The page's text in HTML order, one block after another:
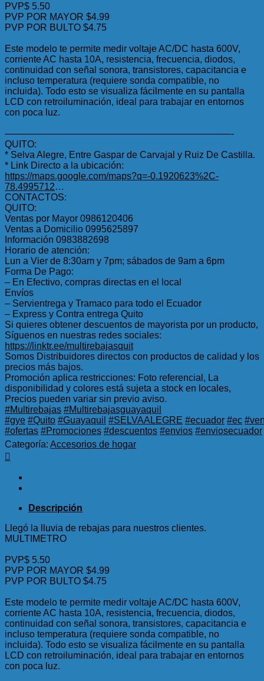
PVP$ 5.50
PVP POR MAYOR $4.99
PVP POR BULTO $4.75
Este modelo te permite medir voltaje AC/DC hasta 600V,
corriente AC hasta 10A, resistencia, frecuencia, diodos,
continuidad con señal sonora, transistores, capacitancia e
incluso temperatura (requiere sonda compatible, no
incluida). Todo esto se visualiza fácilmente en su pantalla
LCD con retroiluminación, ideal para trabajar en entornos
con poca luz.
————————————————————————-
QUITO:
* Selva Alegre, Entre Gaspar de Carvajal y Ruiz De Castilla.
* Link Directo a la ubicación:
https://maps.google.com/maps?q=-0.1920623%2C-
78.4995712…
CONTACTOS:
QUITO:
Ventas por Mayor 0986120406
Ventas a Domicilio 0995625897
Información 0983882698
Horario de atención:
Lun a Vier de 8:30am y 7pm; sábados de 9am a 6pm
Forma De Pago:
– En Efectivo, compras directas en el local
Envíos
– Servientrega y Tramaco para todo el Ecuador
– Express y Contra entrega Quito
Si quieres obtener descuentos de mayorista por un producto,
Síguenos en nuestras redes sociales:
https://linktr.ee/multirebajasquit
Somos Distribuidores directos con productos de calidad y los
precios más bajos.
Promoción aplica restricciones: Foto referencial, La
disponibilidad y colores está sujeta a stock en locales,
Precios pueden variar sin previo aviso.
#Multirebajas #Multirebajasguayaquil
#gye #Quito #Guayaquil #SELVAALEGRE #ecuador #ec
#ofertas #Promociones #descuentos #envios #enviosecuador
Categoría: Accesorios de hogar
Descripción
Llegó la lluvia de rebajas para nuestros clientes.
MULTIMETRO
PVP$ 5.50
PVP POR MAYOR $4.99
PVP POR BULTO $4.75
Este modelo te permite medir voltaje AC/DC hasta 600V,
corriente AC hasta 10A, resistencia, frecuencia, diodos,
continuidad con señal sonora, transistores, capacitancia e
incluso temperatura (requiere sonda compatible, no
incluida). Todo esto se visualiza fácilmente en su pantalla
LCD con retroiluminación, ideal para trabajar en entornos
con poca luz.